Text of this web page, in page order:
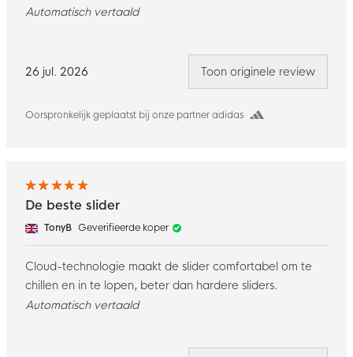
26 jul. 2026
Oorspronkelijk geplaatst bij onze partner adidas
Automatisch vertaald
Toon originele review
De beste slider
TonyB Geverifieerde koper
Cloud-technologie maakt de slider comfortabel om te
chillen en in te lopen, beter dan hardere sliders.
Automatisch vertaald